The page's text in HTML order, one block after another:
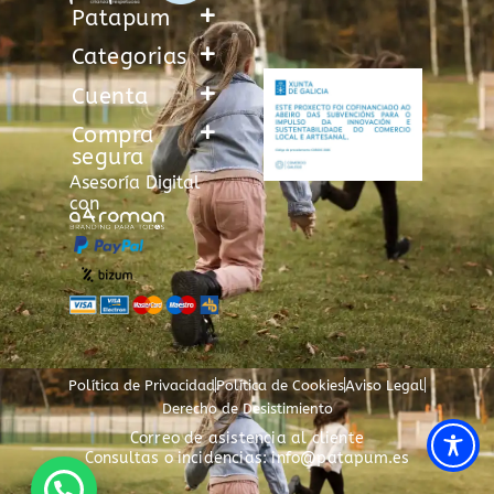
Patapum
Categorias
Cuenta
Compra
segura
Asesoría Digital
con
Política de PrivacidadPolítica de CookiesAviso Legal
Derecho de Desistimiento
Correo de asistencia al cliente
Consultas o incidencias: info@patapum.es